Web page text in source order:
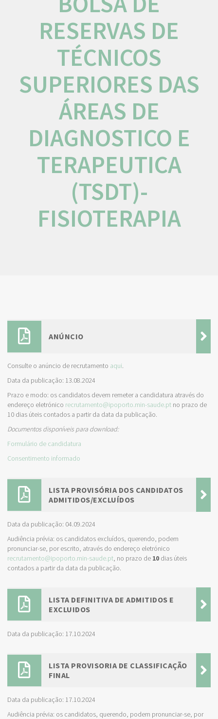
RESERVAS DE
TÉCNICOS
SUPERIORES DAS
ÁREAS DE
DIAGNOSTICO E
TERAPEUTICA
(TSDT)-
FISIOTERAPIA
ANÚNCIO
Consulte o anúncio de recrutamento aqui.
Data da publicação: 13.08.2024
Prazo e modo: os candidatos devem remeter a candidatura através do
endereço eletrónico recrutamento@ipoporto.min-saude.pt no prazo de
10 dias úteis contados a partir da data da publicação.
Documentos disponíveis para download:
Formulário de candidatura
Consentimento informado
LISTA PROVISÓRIA DOS CANDIDATOS
ADMITIDOS/EXCLUÍDOS
Data da publicação: 04.09.2024
Audiência prévia: os candidatos excluídos, querendo, podem
pronunciar-se, por escrito, através do endereço eletrónico
recrutamento@ipoporto.min-saude.pt, no prazo de 10 dias úteis
contados a partir da data da publicação.
LISTA DEFINITIVA DE ADMITIDOS E
EXCLUIDOS
Data da publicação: 17.10.2024
LISTA PROVISORIA DE CLASSIFICAÇÃO
FINAL
Data da publicação: 17.10.2024
Audiência prévia: os candidatos, querendo, podem pronunciar-se, por